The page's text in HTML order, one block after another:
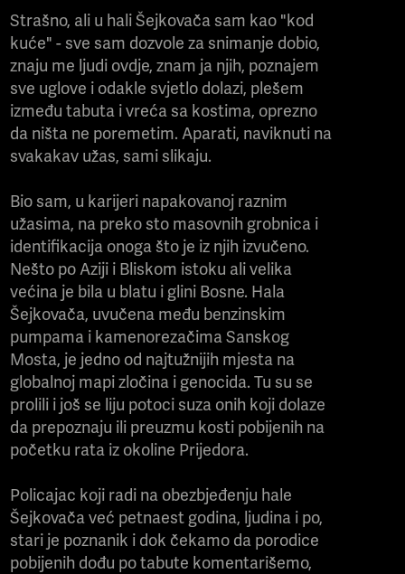
Strašno, ali u hali Šejkovača sam kao "kod
kuće" - sve sam dozvole za snimanje dobio,
znaju me ljudi ovdje, znam ja njih, poznajem
sve uglove i odakle svjetlo dolazi, plešem
između tabuta i vreća sa kostima, oprezno
da ništa ne poremetim. Aparati, naviknuti na
svakakav užas, sami slikaju.
Bio sam, u karijeri napakovanoj raznim
užasima, na preko sto masovnih grobnica i
identifikacija onoga što je iz njih izvučeno.
Nešto po Aziji i Bliskom istoku ali velika
većina je bila u blatu i glini Bosne. Hala
Šejkovača, uvučena među benzinskim
pumpama i kamenorezačima Sanskog
Mosta, je jedno od najtužnijih mjesta na
globalnoj mapi zločina i genocida. Tu su se
prolili i još se liju potoci suza onih koji dolaze
da prepoznaju ili preuzmu kosti pobijenih na
početku rata iz okoline Prijedora.
Policajac koji radi na obezbjeđenju hale
Šejkovača već petnaest godina, ljudina i po,
stari je poznanik i dok čekamo da porodice
pobijenih dođu po tabute komentarišemo,